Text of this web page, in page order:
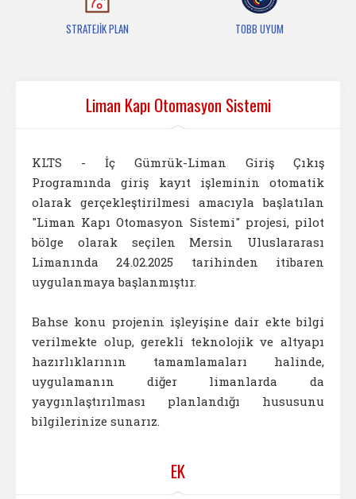
STRATEJİK PLAN TOBB UYUM
Liman Kapı Otomasyon Sistemi
KLTS - İç Gümrük-Liman Giriş Çıkış
Programında giriş kayıt işleminin otomatik
olarak gerçekleştirilmesi amacıyla başlatılan
"Liman Kapı Otomasyon Sistemi" projesi, pilot
bölge olarak seçilen Mersin Uluslararası
Limanında 24.02.2025 tarihinden itibaren
uygulanmaya başlanmıştır.
Bahse konu projenin işleyişine dair ekte bilgi
verilmekte olup, gerekli teknolojik ve altyapı
hazırlıklarının tamamlamaları halinde,
uygulamanın diğer limanlarda da
yaygınlaştırılması planlandığı hususunu
bilgilerinize sunarız.
EK